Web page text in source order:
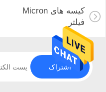
کیسه های Micron
فیلتر
اشتراک